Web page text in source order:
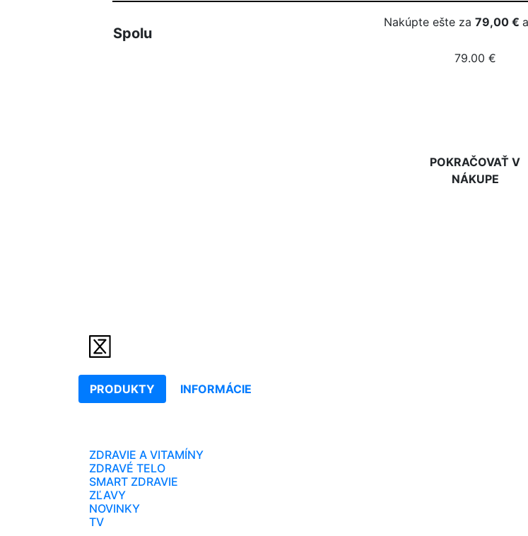
Spolu
Nakúpte ešte za 79,00 €
79.00 €
POKRAČOVAŤ V
NÁKUPE
PRODUKTY INFORMÁCIE
ZDRAVIE A VITAMÍNY
ZDRAVÉ TELO
SMART ZDRAVIE
ZĽAVY
NOVINKY
TV